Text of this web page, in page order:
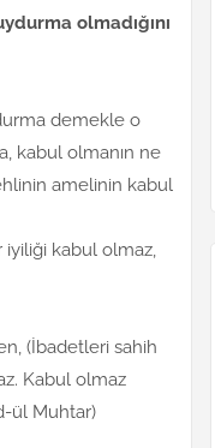
olmadığını
demekle o
kabul olmanın ne
amelinin kabul
iyiliği kabul olmaz,
(İbadetleri sahih
Kabul olmaz
ül Muhtar)